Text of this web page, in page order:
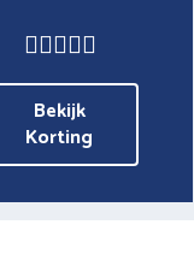
Bekijk
Korting